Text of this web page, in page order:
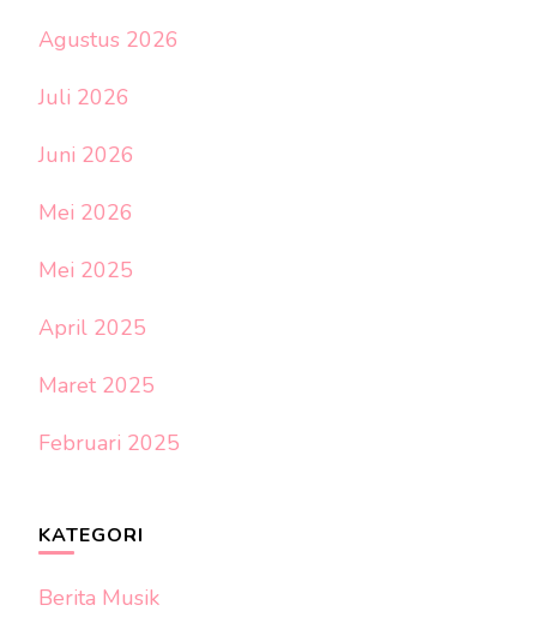
Agustus 2026
Juli 2026
Juni 2026
Mei 2026
Mei 2025
April 2025
Maret 2025
Februari 2025
KATEGORI
Berita Musik